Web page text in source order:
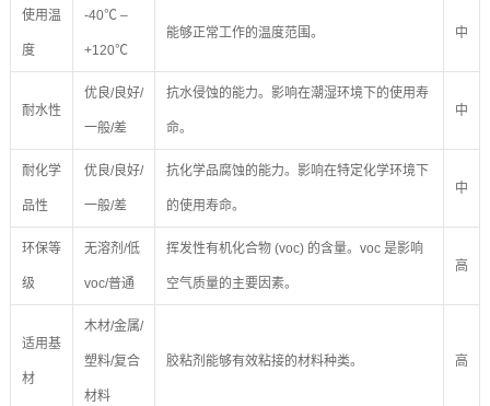
使用温
度
-40℃ –
+120℃
能够正常工作的温度范围。 中
耐水性
优良/良好/
一般/差
抗水侵蚀的能力。影响在潮湿环境下的使用寿
命。
中
耐化学
品性
优良/良好/
一般/差
抗化学品腐蚀的能力。影响在特定化学环境下
的使用寿命。
中
环保等
级
无溶剂/低
voc/普通
挥发性有机化合物 (voc) 的含量。voc 是影响
空气质量的主要因素。
高
适用基
材
木材/金属/
塑料/复合
材料
胶粘剂能够有效粘接的材料种类。 高